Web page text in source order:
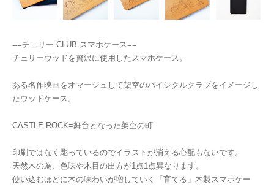
==チェリー CLUB スマホケース==
チェリーウッドを贅沢に使用したスマホケース。
ある名作映画をオマージュして架空のバイシクルクラブをイメージし
たウッドケース。
CASTLE ROCK=舞台となった架空の町
印刷ではなく彫っているのでイラストが消える心配もないです。
天然木の為、色味や木目の出方が1点1点異なります。
使い込むほどに木の味わいが増していく「育てる」木製スマホケー